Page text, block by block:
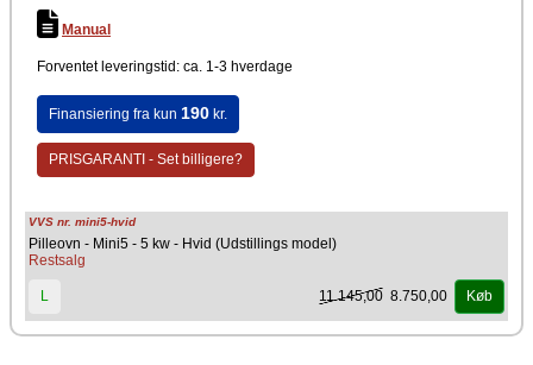
Manual
Forventet leveringstid: ca. 1-3 hverdage
Finansiering fra kun 190kr.
PRISGARANTI - Set billigere?
VVS nr. mini5-hvid
Pilleovn - Mini5 - 5 kw - Hvid (Udstillings model)
Restsalg
L 11.145,00 8.750,00 Køb